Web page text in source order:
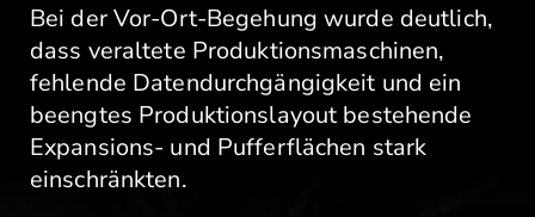
Bei der Vor-Ort-Begehung wurde deutlich,
dass veraltete Produktionsmaschinen,
fehlende Datendurchgängigkeit und ein
beengtes Produktionslayout bestehende
Expansions- und Pufferflächen stark
einschränkten.